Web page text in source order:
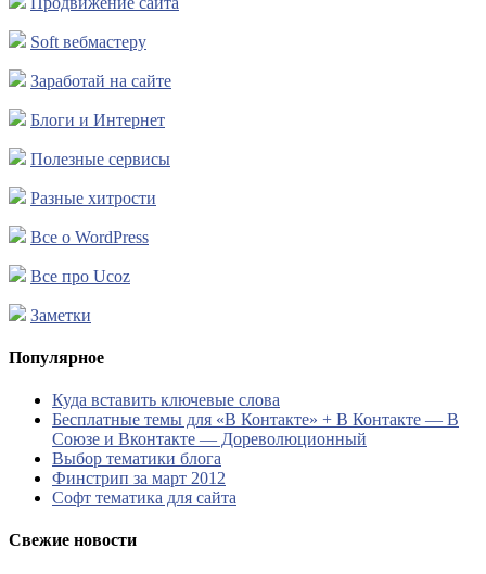
Soft вебмастеру
Заработай на сайте
Блоги и Интернет
Полезные сервисы
Разные хитрости
Все о WordPress
Все про Ucoz
Заметки
Популярное
Куда вставить ключевые слова
Бесплатные темы для «В Контакте» + В Контакте — В
Союзе и Вконтакте — Дореволюционный
Выбор тематики блога
Финстрип за март 2012
Софт тематика для сайта
Свежие новости